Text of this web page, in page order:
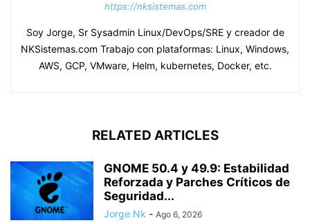
https://nksistemas.com
Soy Jorge, Sr Sysadmin Linux/DevOps/SRE y creador de
NKSistemas.com Trabajo con plataformas: Linux, Windows,
AWS, GCP, VMware, Helm, kubernetes, Docker, etc.
RELATED ARTICLES
GNOME 50.4 y 49.9: Estabilidad
Reforzada y Parches Críticos de
Seguridad...
Jorge Nk - Ago 6, 2026